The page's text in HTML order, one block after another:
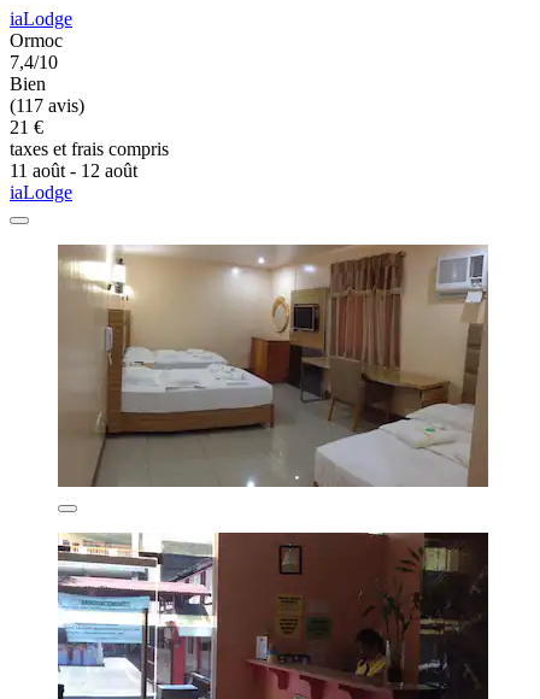
iaLodge
Ormoc
7,4/10
Bien
(117 avis)
21 €
taxes et frais compris
11 août - 12 août
iaLodge